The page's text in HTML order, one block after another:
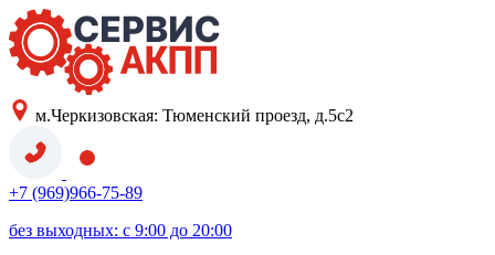
м.Черкизовская: Тюменский проезд, д.5с2
+7 (969)966-75-89
без выходных: с 9:00 до 20:00